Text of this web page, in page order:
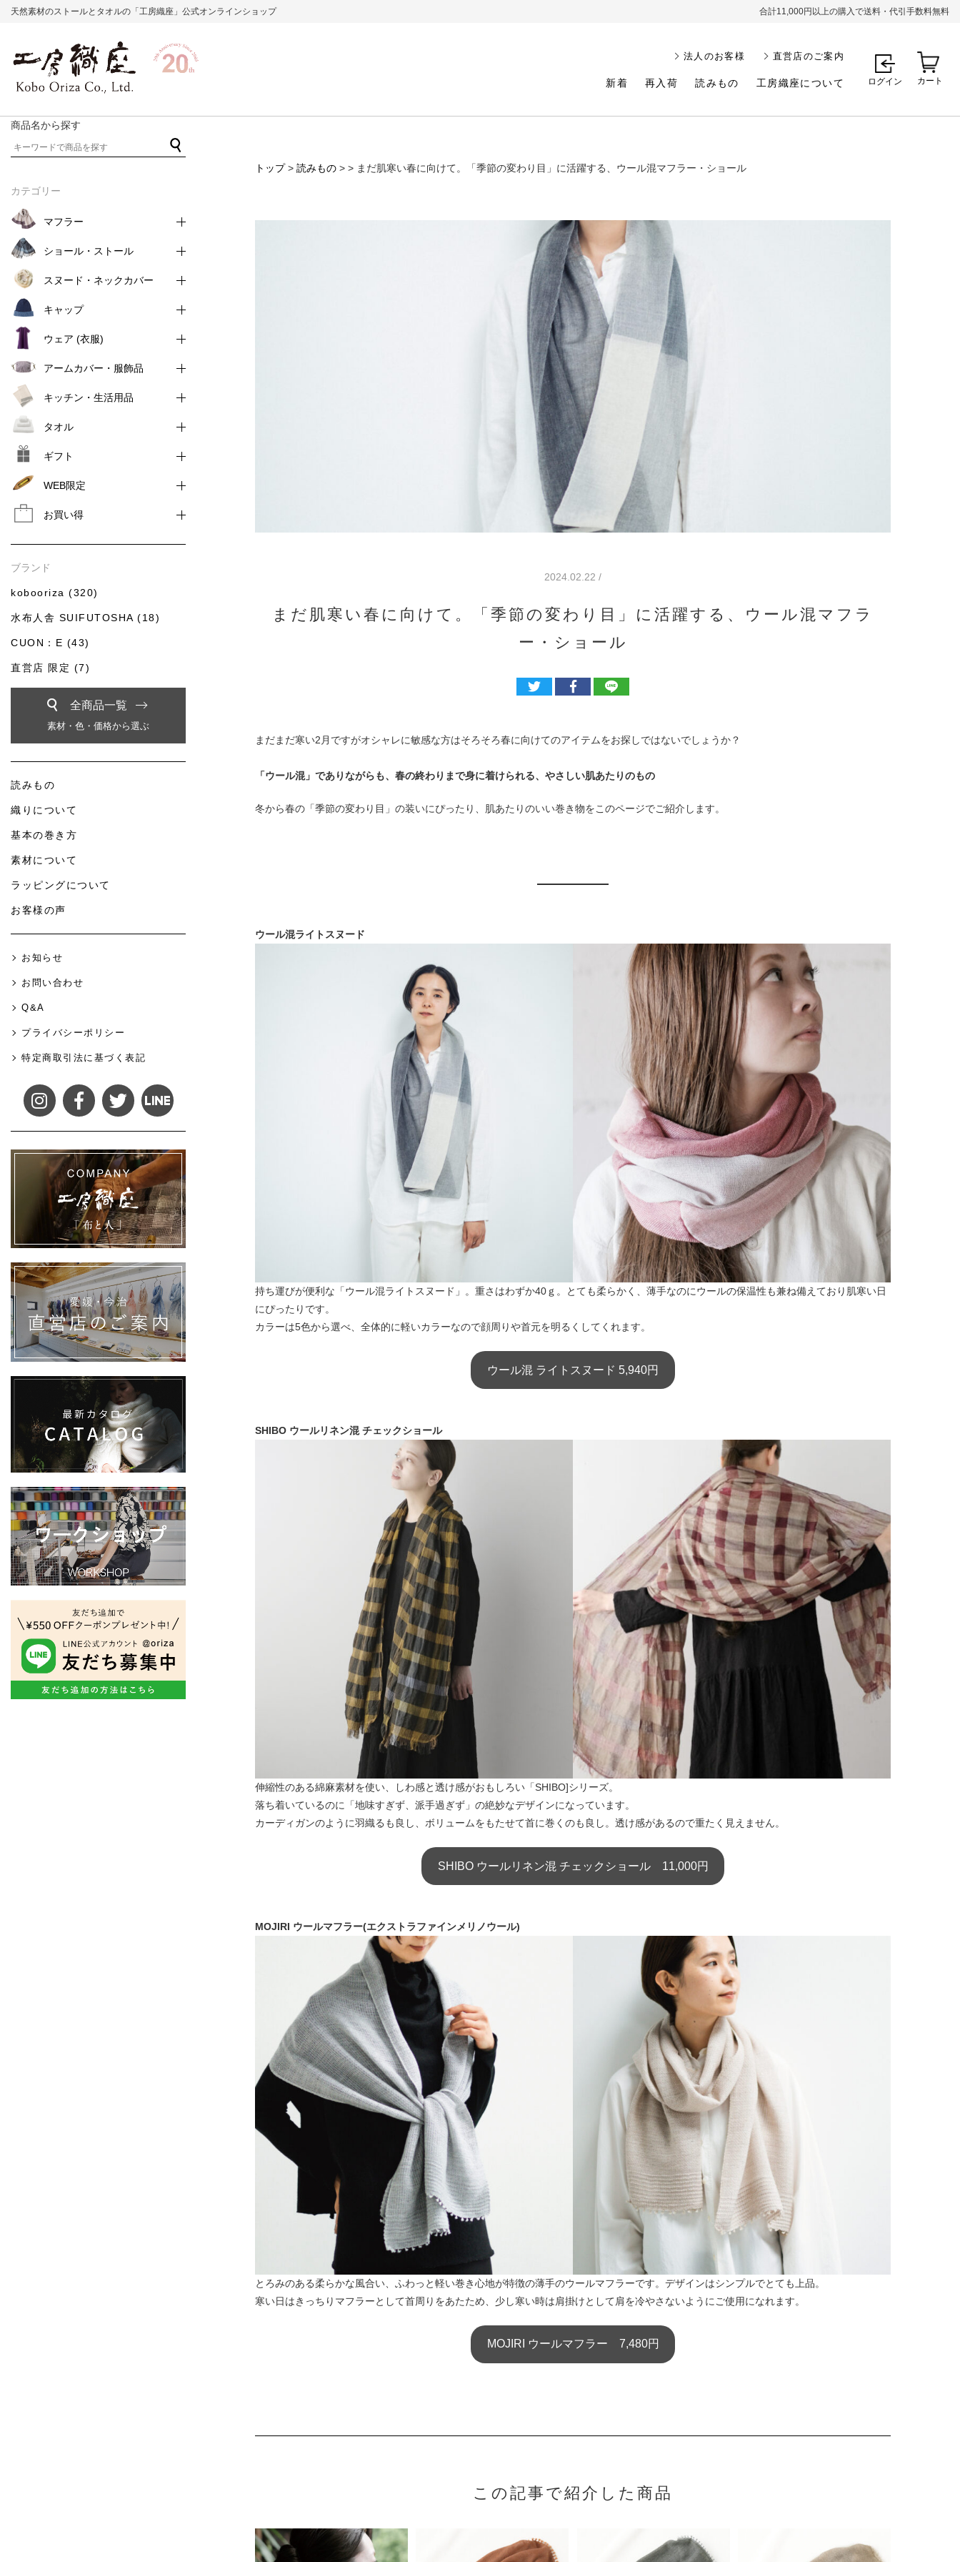
天然素材のストールとタオルの「工房織座」公式オンラインショップ 合計11,000円以上の購入で送料・代引手数料無料
新着 再入荷 読みもの 工房織座について
法人のお客様 直営店のご案内
ログイン カート
トップ> 読みもの > > まだ肌寒い春に向けて。「季節の変わり目」に活躍する、ウール混マフラー・ショール
2024.02.22 /
まだ肌寒い春に向けて。「季節の変わり目」に活躍する、ウール混マフラ
ー・ショール
まだまだ寒い2月ですがオシャレに敏感な方はそろそろ春に向けてのアイテムをお探しではないでしょうか？
「ウール混」でありながらも、春の終わりまで身に着けられる、やさしい肌あたりのもの
冬から春の「季節の変わり目」の装いにぴったり、肌あたりのいい巻き物をこのページでご紹介します。
ウール混ライトスヌード
持ち運びが便利な「ウール混ライトスヌード」。重さはわずか40ｇ。とても柔らかく、薄手なのにウールの保温性も兼ね備えており肌寒い日
にぴったりです。
カラーは5色から選べ、全体的に軽いカラーなので顔周りや首元を明るくしてくれます。
ウール混 ライトスヌード 5,940円
SHIBO ウールリネン混 チェックショール
伸縮性のある綿麻素材を使い、しわ感と透け感がおもしろい「SHIBO]シリーズ。
落ち着いているのに「地味すぎず、派手過ぎず」の絶妙なデザインになっています。
カーディガンのように羽織るも良し、ボリュームをもたせて首に巻くのも良し。透け感があるので重たく見えません。
SHIBO ウールリネン混 チェックショール 11,000円
MOJIRI ウールマフラー(エクストラファインメリノウール)
とろみのある柔らかな風合い、ふわっと軽い巻き心地が特徴の薄手のウールマフラーです。デザインはシンプルでとても上品。
寒い日はきっちりマフラーとして首周りをあたため、少し寒い時は肩掛けとして肩を冷やさないようにご使用になれます。
MOJIRI ウールマフラー 7,480円
この記事で紹介した商品
商品名から探す
カテゴリー
マフラー
ショール・ストール
スヌード・ネックカバー
キャップ
ウェア (衣服)
アームカバー・服飾品
キッチン・生活用品
タオル
ギフト
WEB限定
お買い得
ブランド
kobooriza (320)
水布人舎 SUIFUTOSHA (18)
CUON：E (43)
直営店 限定 (7)
全商品一覧
素材・色・価格から選ぶ
読みもの
織りについて
基本の巻き方
素材について
ラッピングについて
お客様の声
お知らせ
お問い合わせ
Q&A
プライバシーポリシー
特定商取引法に基づく表記